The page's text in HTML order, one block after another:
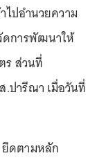
ปอำนวยความ
ดการพัฒนาให้
ร ส่วนที่
.ปารีณา เมื่อวันที่
ยึดตามหลัก